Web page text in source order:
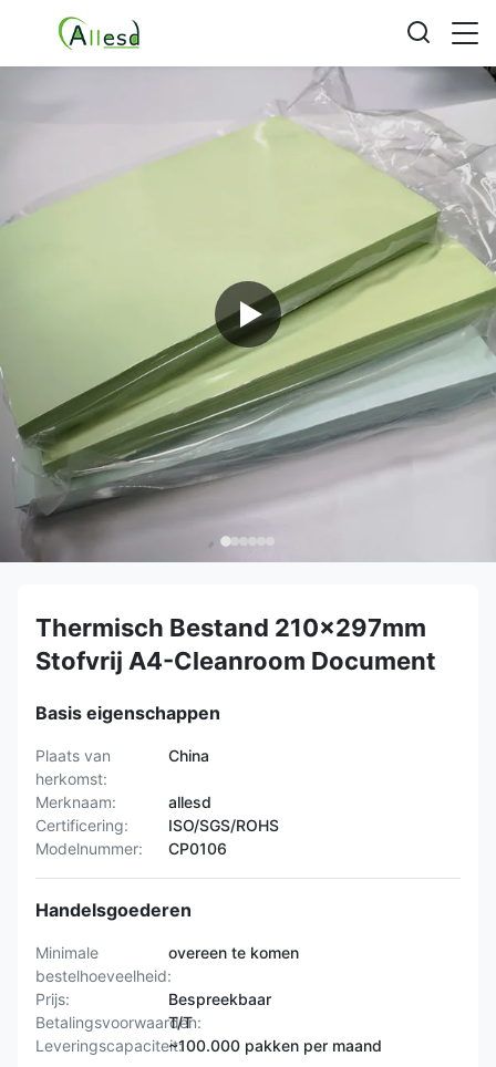
Thermisch Bestand 210x297mm
Stofvrij A4-Cleanroom Document
Basis eigenschappen
Plaats van
herkomst:
China
Merknaam:
allesd
Certificering:
ISO/SGS/ROHS
Modelnummer:
CP0106
Handelsgoederen
Minimale
bestelhoeveelheid:
overeen te komen
Prijs:
Bespreekbaar
Betalingsvoorwaarden:
T/T
Leveringscapaciteit:~100.000 pakken per maand